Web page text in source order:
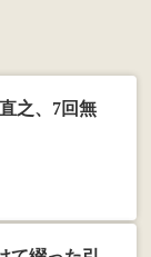
之、7回無